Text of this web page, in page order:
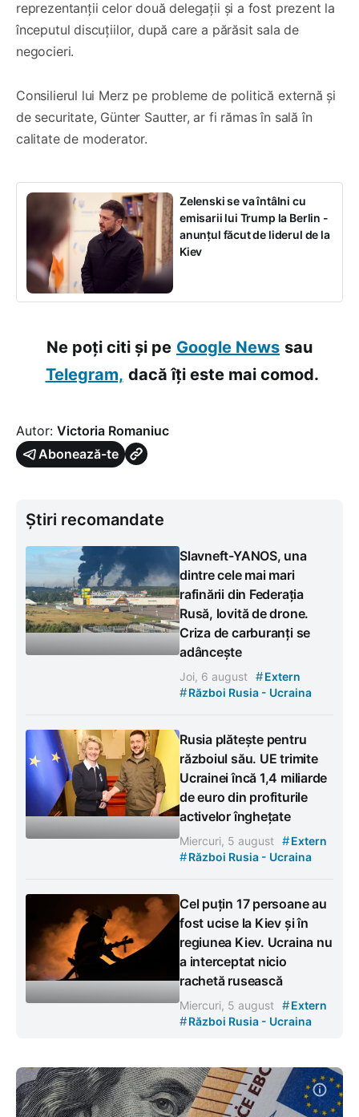
reprezentanții celor două delegații și a fost prezent la
începutul discuțiilor, după care a părăsit sala de
negocieri.
Consilierul lui Merz pe probleme de politică externă și
de securitate, Günter Sautter, ar fi rămas în sală în
calitate de moderator.
Zelenski se va întâlni cu
emisarii lui Trump la Berlin -
anunțul făcut de liderul de la
Kiev
Ne poți citi și pe Google News sau
Telegram, dacă îți este mai comod.
Autor: Victoria Romaniuc
Abonează-te
Știri recomandate
Slavneft-YANOS, una
dintre cele mai mari
rafinării din Federația
Rusă, lovită de drone.
Criza de carburanți se
adâncește
Joi, 6 august #Extern
#Război Rusia - Ucraina
Rusia plătește pentru
războiul său. UE trimite
Ucrainei încă 1,4 miliarde
de euro din profiturile
activelor înghețate
Miercuri, 5 august #Extern
#Război Rusia - Ucraina
Cel puțin 17 persoane au
fost ucise la Kiev și în
regiunea Kiev. Ucraina nu
a interceptat nicio
rachetă rusească
Miercuri, 5 august #Extern
#Război Rusia - Ucraina